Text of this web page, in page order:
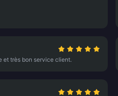
et très bon service client.